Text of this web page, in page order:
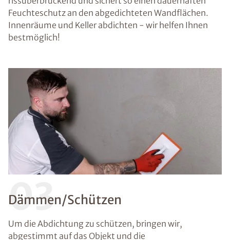
Feuchteschutz an den abgedichteten Wandflächen.
Innenräume und Keller abdichten - wir helfen Ihnen
bestmöglich!
03
Dämmen/Schützen
Um die Abdichtung zu schützen, bringen wir,
abgestimmt auf das Objekt und die